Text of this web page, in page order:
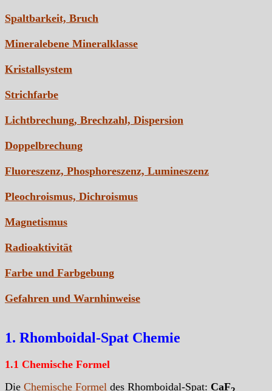
Spaltbarkeit, Bruch
Mineralebene Mineralklasse
Kristallsystem
Strichfarbe
Lichtbrechung, Brechzahl, Dispersion
Doppelbrechung
Fluoreszenz, Phosphoreszenz, Lumineszenz
Pleochroismus, Dichroismus
Magnetismus
Radioaktivität
Farbe und Farbgebung
Gefahren und Warnhinweise
1. Rhomboidal-Spat Chemie
1.1 Chemische Formel
Die Chemische Formel des Rhomboidal-Spat: CaF